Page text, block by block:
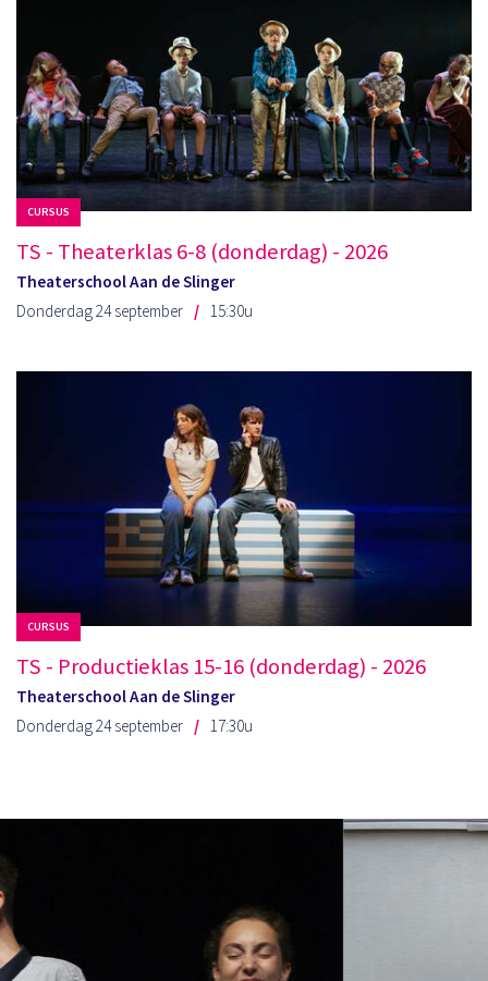
CURSUS
TS - Theaterklas 6-8 (donderdag) - 2026
Theaterschool Aan de Slinger
Donderdag 24 september
15:30u
CURSUS
TS - Productieklas 15-16 (donderdag) - 2026
Theaterschool Aan de Slinger
Donderdag 24 september
17:30u